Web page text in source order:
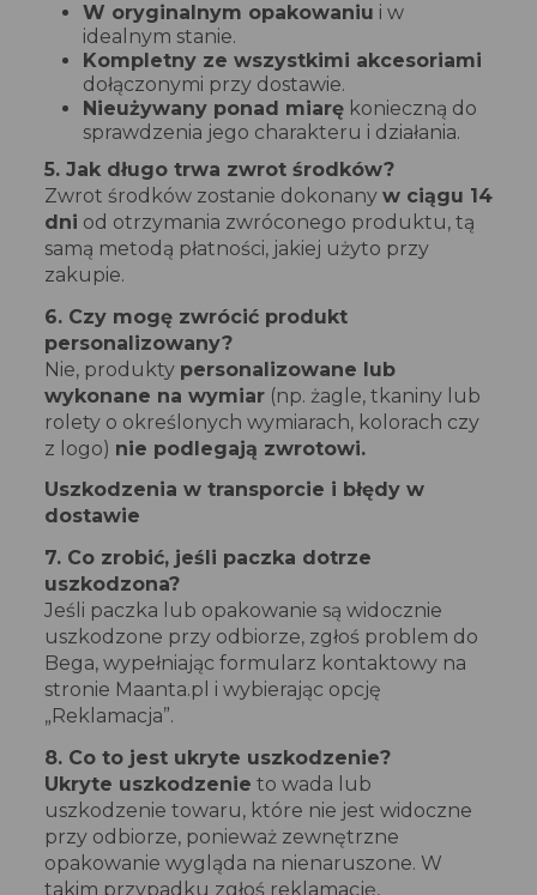
W oryginalnym opakowaniu i w
idealnym stanie.
Kompletny ze wszystkimi akcesoriami
dołączonymi przy dostawie.
Nieużywany ponad miarękonieczną do
sprawdzenia jego charakteru i działania.
5. Jak długo trwa zwrot środków?
Zwrot środków zostanie dokonany w ciągu 14
dni od otrzymania zwróconego produktu, tą
samą metodą płatności, jakiej użyto przy
zakupie.
6. Czy mogę zwrócić produkt
personalizowany?
Nie, produkty personalizowane lub
wykonane na wymiar(np. żagle, tkaniny lub
rolety o określonych wymiarach, kolorach czy
z logo) nie podlegają zwrotowi.
Uszkodzenia w transporcie i błędy w
dostawie
7. Co zrobić, jeśli paczka dotrze
uszkodzona?
Jeśli paczka lub opakowanie są widocznie
uszkodzone przy odbiorze, zgłoś problem do
Bega, wypełniając formularz kontaktowy na
stronie Maanta.pl i wybierając opcję
„Reklamacja”.
8. Co to jest ukryte uszkodzenie?
Ukryte uszkodzenie to wada lub
uszkodzenie towaru, które nie jest widoczne
przy odbiorze, ponieważ zewnętrzne
opakowanie wygląda na nienaruszone. W
takim przypadku zgłoś reklamację,